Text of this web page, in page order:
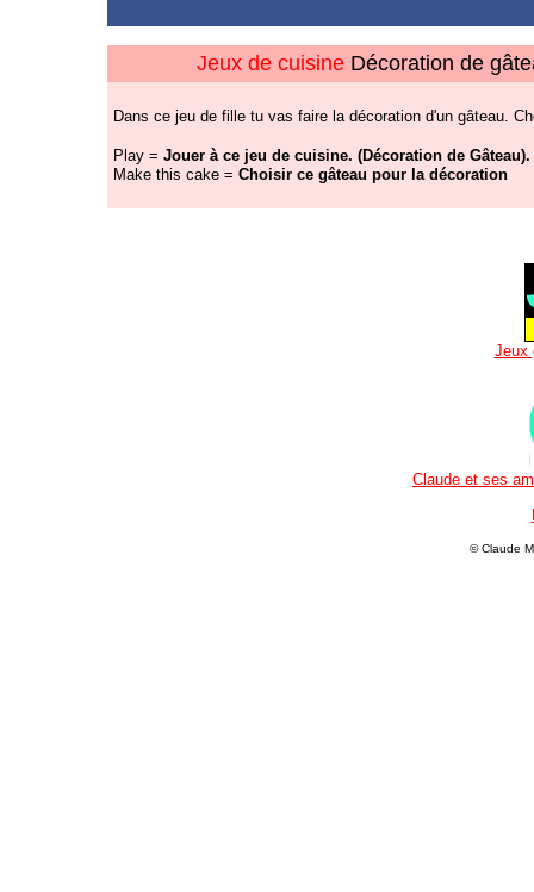
Jeux de cuisineDécoration de
Dans ce jeu de fille tu vas faire la décoration d'un gâteau.
Play = Jouer à ce jeu de cuisine. (Décoration de Gâteau).
Make this cake = Choisir ce gâteau pour la décoration
Jeux
Claude et ses
© Claude